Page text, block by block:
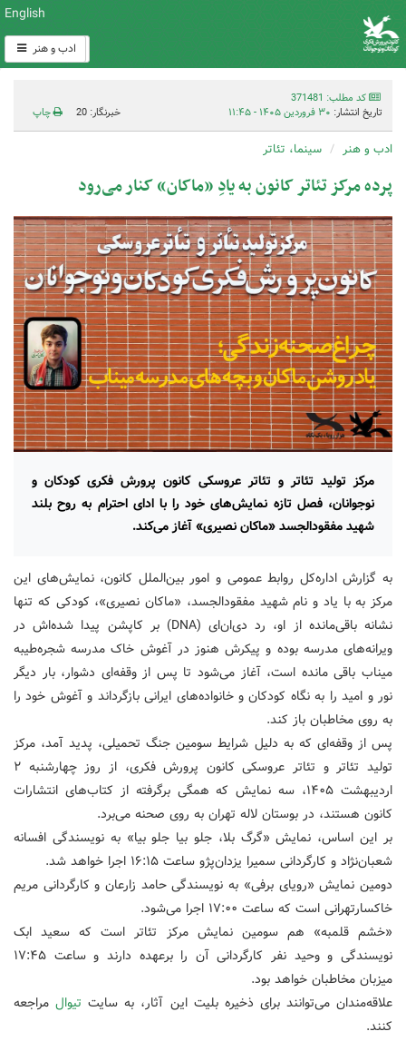
English
ادب و هنر
کد مطلب: 371481
تاریخ انتشار: ۳۰ فروردین ۱۴۰۵ - ۱۱:۴۵ خبرنگار: 20 چاپ
ادب و هنر سینما، تئاتر
پرده‌ مرکز تئاتر کانون به یادِ «ماکان» کنار می‌رود
مرکز تولید تئاتر و تئاتر عروسکی کانون پرورش فکری کودکان و
نوجوانان، فصل تازه نمایش‌های خود را با ادای احترام به روح بلند
شهید مفقودالجسد «ماکان نصیری» آغاز می‌کند.
به گزارش اداره‌کل روابط‌ عمومی و امور بین‌الملل کانون، نمایش‌های این
مرکز به با یاد و نام شهید مفقودالجسد، «ماکان نصیری»، کودکی که تنها
نشانه باقی‌مانده از او، رد دی‌ان‌ای (DNA) بر کاپشن پیدا شده‌اش در
ویرانه‌های مدرسه بوده و پیکرش هنوز در آغوش خاک مدرسه شجره‌طیبه
میناب باقی مانده است، آغاز می‌شود تا پس از وقفه‌ای دشوار، بار دیگر
نور و امید را به نگاه کودکان و خانواده‌های ایرانی بازگرداند و آغوش خود را
به روی مخاطبان باز کند.
پس از وقفه‌ای که به دلیل شرایط سومین جنگ تحمیلی، پدید آمد، مرکز
تولید تئاتر و تئاتر عروسکی کانون پرورش فکری، از روز چهارشنبه ۲
اردیبهشت ۱۴۰۵، سه نمایش که همگی برگرفته از کتاب‌های انتشارات
کانون هستند، در بوستان لاله تهران به روی صحنه می‌برد.
بر این اساس، نمایش «گرگ بلا، جلو بیا جلو بیا» به نویسندگی افسانه
شعبان‌نژاد و کارگردانی سمیرا یزدان‌پژو ساعت ۱۶:۱۵ اجرا خواهد شد.
دومین نمایش «رویای برفی» به نویسندگی حامد زارعان و کارگردانی مریم
خاکسارتهرانی است که ساعت ۱۷:۰۰ اجرا می‌شود.
«خشم قلمبه» هم سومین نمایش مرکز تئاتر است که سعید ابک
نویسندگی و وحید نفر کارگردانی آن را برعهده دارند و ساعت ۱۷:۴۵
میزبان مخاطبان خواهد بود.
علاقه‌مندان می‌توانند برای ذخیره بلیت این آثار، به سایت تیوالمراجعه
کنند.